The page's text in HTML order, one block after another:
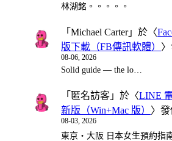
林湖銘。。。。。
「 Michael Carter」於〈
版下載（FB傳訊軟體）
08-06, 2026
Solid guide — the lo…
「 匿名訪客 」於〈LINE
新版（Win+Mac 版） 〉
08-03, 2026
東京・大阪 日本女生預約指